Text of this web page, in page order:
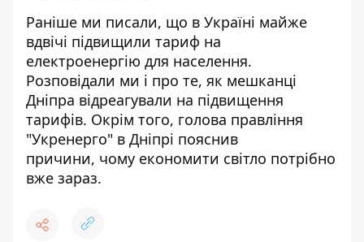
Раніше ми писали, що в Україні майже
вдвічі підвищили тариф на
електроенергію для населення.
Розповідали ми і про те, як мешканці
Дніпра відреагували на підвищення
тарифів. Окрім того, голова правління
"Укренерго" в Дніпрі пояснив
причини, чому економити світло потрібно
вже зараз.